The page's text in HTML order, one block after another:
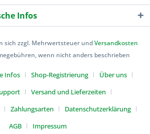
Infos
sich zzgl. Mehrwertsteuer undVersandkosten
wenn nicht anders beschrieben
Infos Shop-Registrierung
Über uns
Versand und Lieferzeiten
Zahlungsarten
Datenschutzerklärung
AGB
Impressum